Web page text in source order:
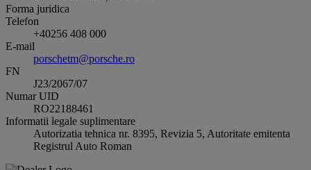
Forma juridica
Telefon
+40256 408 000
E-mail
porschetm@porsche.ro
FN
J23/2067/07
Numar UID
RO22188461
Informatii legale suplimentare
Autorizatia tehnica nr. 8395, Revizia 5, Autoritate emitenta
Registrul Auto Roman